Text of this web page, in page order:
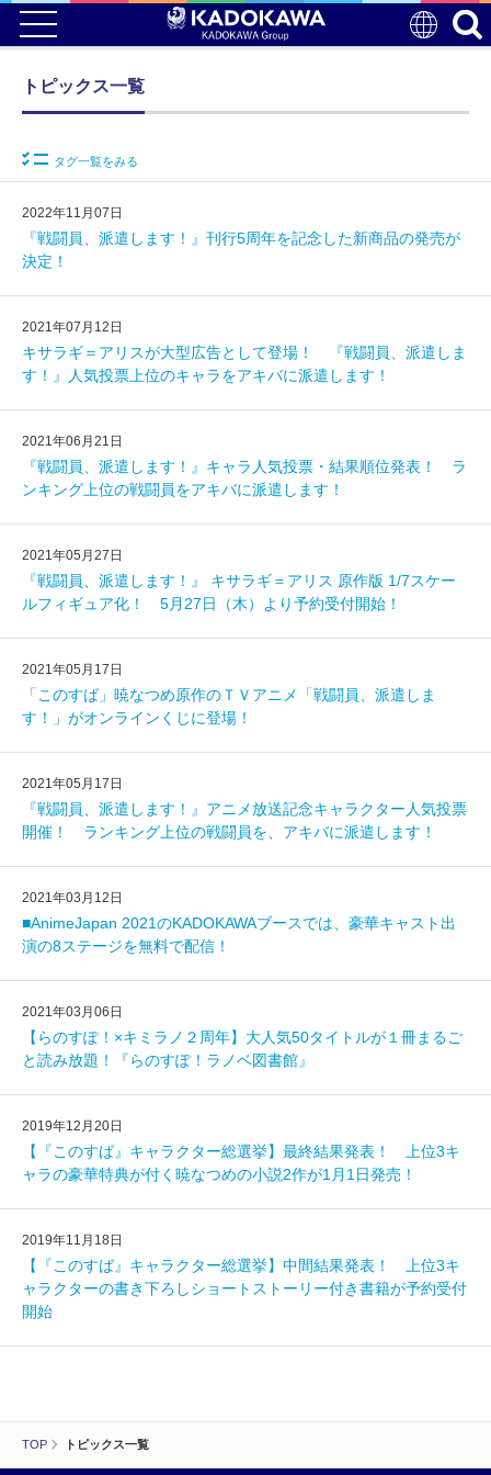
TOP トピックス一覧
トピックス一覧
タグ一覧をみる
2022年11月07日
『戦闘員、派遣します！』刊行5周年を記念した新商品の発売が
決定！
2021年07月12日
キサラギ＝アリスが大型広告として登場！ 『戦闘員、派遣しま
す！』人気投票上位のキャラをアキバに派遣します！
2021年06月21日
『戦闘員、派遣します！』キャラ人気投票・結果順位発表！ ラ
ンキング上位の戦闘員をアキバに派遣します！
2021年05月27日
『戦闘員、派遣します！』 キサラギ＝アリス 原作版 1/7スケー
ルフィギュア化！ 5月27日（木）より予約受付開始！
2021年05月17日
「このすば」暁なつめ原作のＴＶアニメ「戦闘員、派遣しま
す！」がオンラインくじに登場！
2021年05月17日
『戦闘員、派遣します！』アニメ放送記念キャラクター人気投票
開催！ ランキング上位の戦闘員を、アキバに派遣します！
2021年03月12日
■AnimeJapan 2021のKADOKAWAブースでは、豪華キャスト出
演の8ステージを無料で配信！
2021年03月06日
【らのすぽ！×キミラノ２周年】大人気50タイトルが１冊まるご
と読み放題！『らのすぽ！ラノベ図書館』
2019年12月20日
【『このすば』キャラクター総選挙】最終結果発表！ 上位3キ
ャラの豪華特典が付く暁なつめの小説2作が1月1日発売！
2019年11月18日
【『このすば』キャラクター総選挙】中間結果発表！ 上位3キ
ャラクターの書き下ろしショートストーリー付き書籍が予約受付
開始